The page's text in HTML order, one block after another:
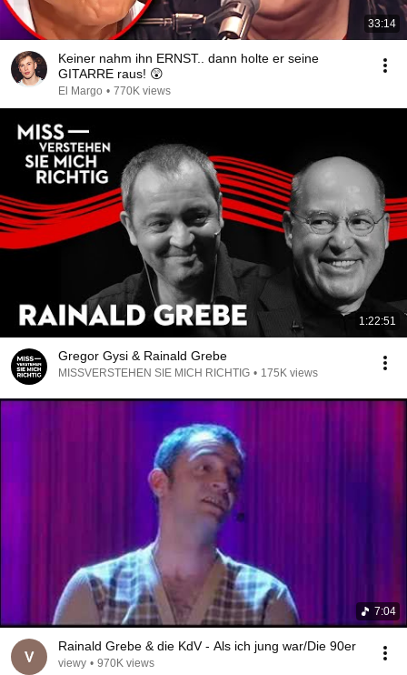
33:14
Keiner nahm ihn ERNST.. dann holte er seine
GITARRE raus! 😲
El Margo • 770K views
1:22:51
Gregor Gysi & Rainald Grebe
MISSVERSTEHEN SIE MICH RICHTIG • 175K views
7:04
Rainald Grebe & die KdV - Als ich jung war/Die 90er
viewy • 970K views